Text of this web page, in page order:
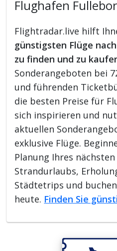
Flughafen
Flightradar.live hilft
günstigsten Flüge
zu finden und zu
Sonderangeboten bei
und führenden
die besten Preise für
sich inspirieren und
aktuellen
exklusive Flüge.
Planung Ihres
Strandurlaubs,
Städtetrips und
heute. Finden Sie